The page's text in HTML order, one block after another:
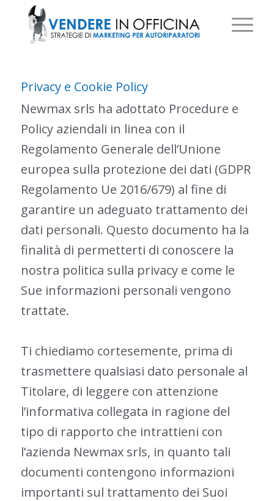
Privacy e Cookie Policy
Newmax srls ha adottato Procedure e
Policy aziendali in linea con il
Regolamento Generale dell’Unione
europea sulla protezione dei dati (GDPR
Regolamento Ue 2016/679) al fine di
garantire un adeguato trattamento dei
dati personali. Questo documento ha la
finalità di permetterti di conoscere la
nostra politica sulla privacy e come le
Sue informazioni personali vengono
trattate.
Ti chiediamo cortesemente, prima di
trasmettere qualsiasi dato personale al
Titolare, di leggere con attenzione
l’informativa collegata in ragione del
tipo di rapporto che intrattieni con
l’azienda Newmax srls, in quanto tali
documenti contengono informazioni
importanti sul trattamento dei Suoi